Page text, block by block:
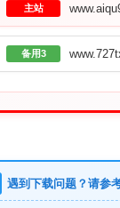
主站
备用3
遇到下载问题？请参